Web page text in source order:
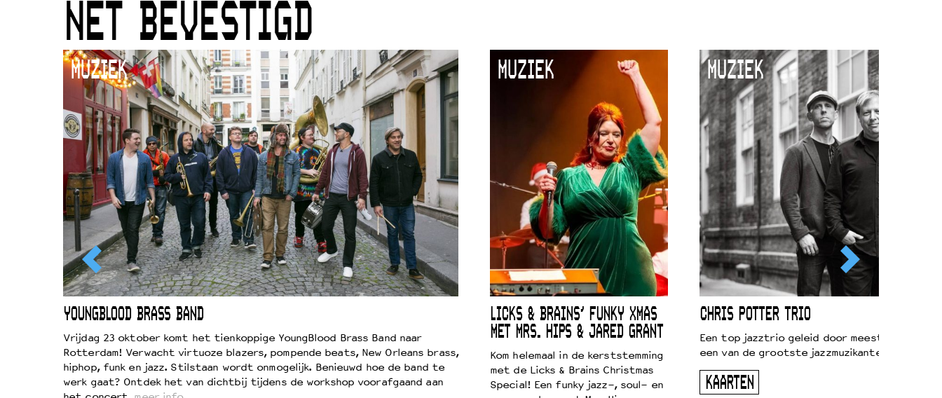
NET BEVESTIGD
MUZIEK
YOUNGBLOOD BRASS BAND
Vrijdag 23 oktober komt het tienkoppige YoungBlood Brass Band naar
Rotterdam! Verwacht virtuoze blazers, pompende beats, New Orleans brass,
hiphop, funk en jazz. Stilstaan wordt onmogelijk. Benieuwd hoe de band te
werk gaat? Ontdek het van dichtbij tijdens de workshop voorafgaand aan
MUZIEK
LICKS & BRAINS’ FUNKY XMAS
MET MRS. HIPS & JARED GRANT
Kom helemaal in de kerststemming
met de Licks & Brains Christmas
Special! Een funky jazz-, soul- en
MUZIEK
CHRIS POTTER TRIO
Een top jazztrio geleid door
een van de grootste jazzmuzikanten van zijn
KAARTEN